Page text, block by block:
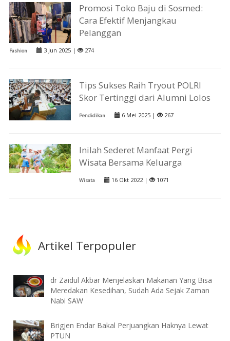
Promosi Toko Baju di Sosmed:
Cara Efektif Menjangkau
Pelanggan
Fashion 3 Jun 2025 | 274
Tips Sukses Raih Tryout POLRI
Skor Tertinggi dari Alumni Lolos
Pendidikan 6 Mei 2025 | 267
Inilah Sederet Manfaat Pergi
Wisata Bersama Keluarga
Wisata 16 Okt 2022 | 1071
Artikel Terpopuler
dr Zaidul Akbar Menjelaskan Makanan Yang Bisa
Meredakan Kesedihan, Sudah Ada Sejak Zaman
Nabi SAW
Brigjen Endar Bakal Perjuangkan Haknya Lewat
PTUN